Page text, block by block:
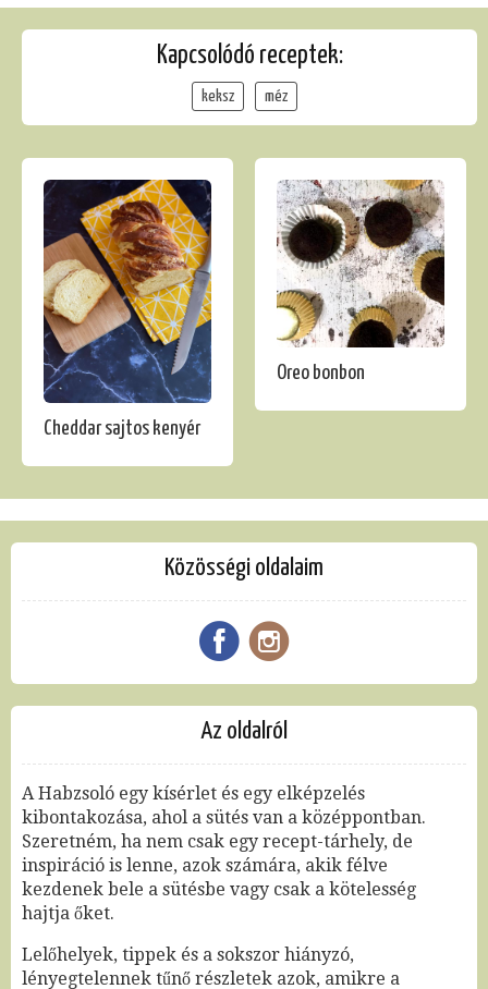
Kapcsolódó receptek:
keksz méz
Cheddar sajtos kenyér
Oreo bonbon
Közösségi oldalaim
Az oldalról
A Habzsoló egy kísérlet és egy elképzelés
kibontakozása, ahol a sütés van a középpontban.
Szeretném, ha nem csak egy recept-tárhely, de
inspiráció is lenne, azok számára, akik félve
kezdenek bele a sütésbe vagy csak a kötelesség
hajtja őket.
Lelőhelyek, tippek és a sokszor hiányzó,
lényegtelennek tűnő részletek azok, amikre a